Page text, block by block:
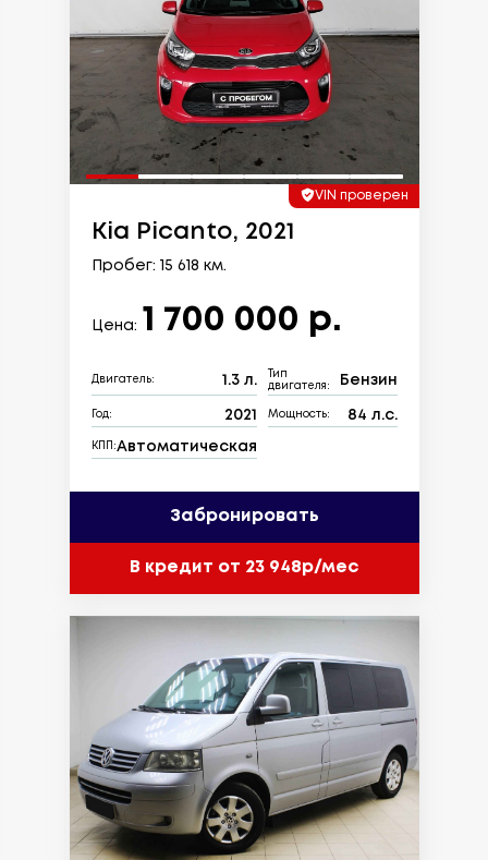
VIN проверен
Kia Picanto, 2021
Пробег: 15 618 км.
Цена: 1 700 000 р.
Двигатель: 1.3 л.
Тип
двигателя:
Бензин
Год: 2021 Мощность: 84 л.с.
КПП:Автоматическая
Забронировать
В кредит от 23 948р/мес